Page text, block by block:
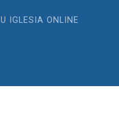
IGLESIA ONLINE